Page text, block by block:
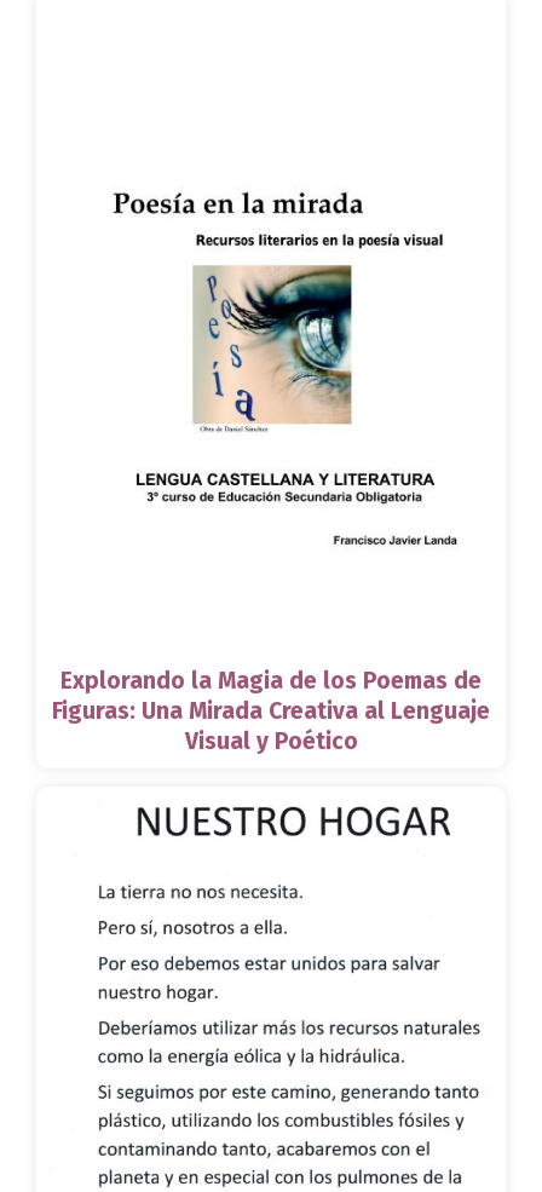
Explorando la Magia de los Poemas de
Figuras: Una Mirada Creativa al Lenguaje
Visual y Poético